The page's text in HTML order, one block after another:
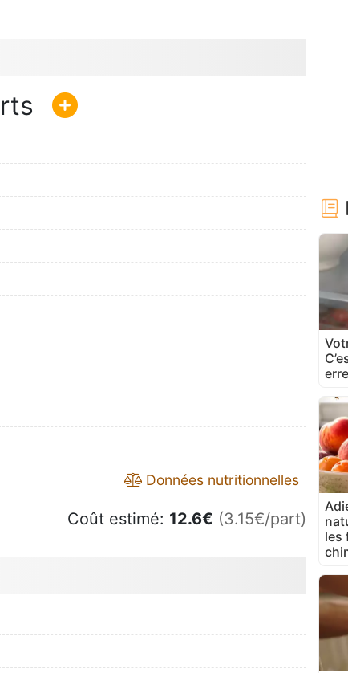
Données nutritionnelles
Coût estimé: 12.6€ (3.15€/part)
les